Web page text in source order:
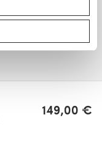
149,00 €